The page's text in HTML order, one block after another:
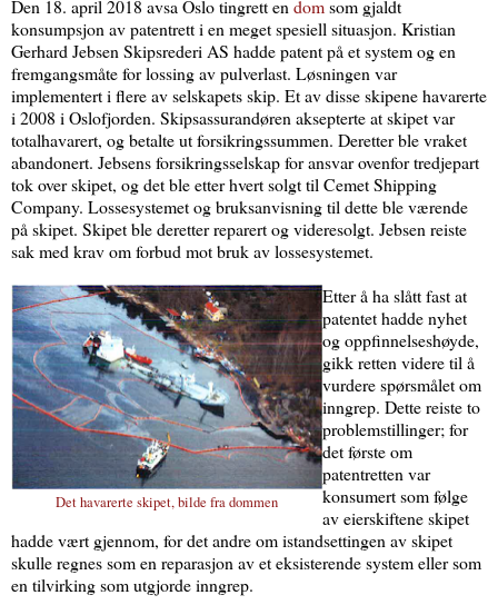
Den 18. april 2018 avsa Oslo tingrett en domsom gjaldt
konsumpsjon av patentrett i en meget spesiell situasjon. Kristian
Gerhard Jebsen Skipsrederi AS hadde patent på et system og en
fremgangsmåte for lossing av pulverlast. Løsningen var
implementert i flere av selskapets skip. Et av disse skipene havarerte
i 2008 i Oslofjorden. Skipsassurandøren aksepterte at skipet var
totalhavarert, og betalte ut forsikringssummen. Deretter ble vraket
abandonert. Jebsens forsikringsselskap for ansvar ovenfor tredjepart
tok over skipet, og det ble etter hvert solgt til Cemet Shipping
Company. Lossesystemet og bruksanvisning til dette ble værende
på skipet. Skipet ble deretter reparert og videresolgt. Jebsen reiste
sak med krav om forbud mot bruk av lossesystemet.
Det havarerte skipet, bilde fra dommen
Etter å ha slått fast at
patentet hadde nyhet
og oppfinnelseshøyde,
gikk retten videre til å
vurdere spørsmålet om
inngrep. Dette reiste to
problemstillinger; for
det første om
patentretten var
konsumert som følge
av eierskiftene skipet
hadde vært gjennom, for det andre om istandsettingen av skipet
skulle regnes som en reparasjon av et eksisterende system eller som
en tilvirking som utgjorde inngrep.